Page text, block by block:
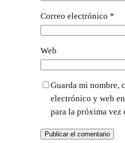
Correo electrónico *
Web
Guarda mi nombre,
electrónico y web
para la próxima vez